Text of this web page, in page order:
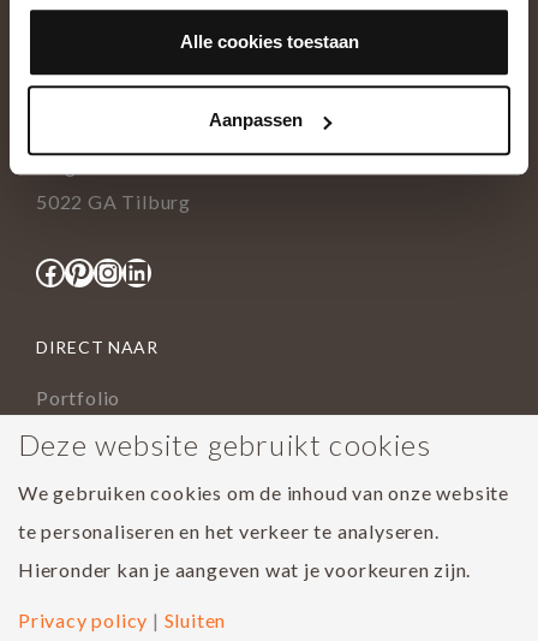
Alle cookies toestaan
Aanpassen
NEEM CONTACT OP
+31(0)13 5362828
5022 GA Tilburg
Facebook
Pinterest
Instagram
LinkedIn
DIRECT NAAR
Portfolio
Assortiment
Houtsoorten
Populairste project 2023
Deze website gebruikt cookies
We gebruiken cookies om de inhoud van onze website
te personaliseren en het verkeer te analyseren.
Hieronder kan je aangeven wat je voorkeuren zijn.
Privacy policy | Sluiten